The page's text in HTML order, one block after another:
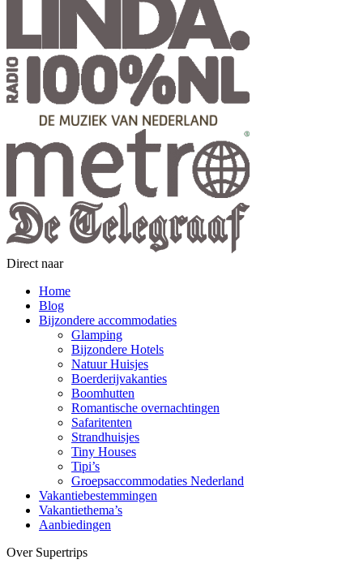
Direct naar
Home
Blog
Bijzondere accommodaties
Glamping
Bijzondere Hotels
Natuur Huisjes
Boerderijvakanties
Boomhutten
Romantische overnachtingen
Safaritenten
Strandhuisjes
Tiny Houses
Tipi’s
Groepsaccommodaties Nederland
Vakantiebestemmingen
Vakantiethema’s
Aanbiedingen
Over Supertrips